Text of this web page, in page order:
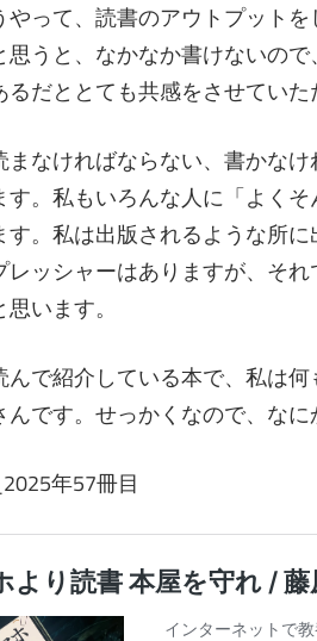
って、読書のアウトプット
思うと、なかなか書けないの
だととても共感をさせていた
なければならない、書かな
す。私もいろんな人に「よく
す。私は出版されるような所
レッシャーはありますが、そ
います。
で紹介している本で、私は
です。せっかくなので、なに
年57冊目